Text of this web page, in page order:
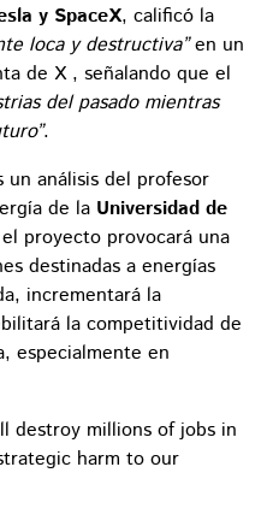
y SpaceX, calificó la
loca y destructiva”en un
de X , señalando que el
del pasado mientras
.
un análisis del profesor
de la Universidad de
proyecto provocará una
destinadas a energías
incrementará la
la competitividad de
especialmente en
destroy millions of jobs in
harm to our